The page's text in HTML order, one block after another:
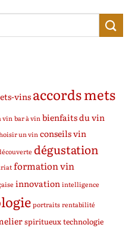
vinsaccords mets
vin bar à vin bienfaits du vin
un vin conseils vin
dégustation
formation vin
innovation intelligence
portraitsrentabilité
spiritueuxtechnologie